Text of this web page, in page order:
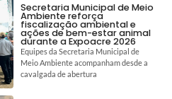
Secretaria Municipal de Meio
Ambiente reforça
fiscalização ambiental e
ações de bem-estar animal
durante a Expoacre 2026
Equipes da Secretaria Municipal de
Meio Ambiente acompanham desde a
cavalgada de abertura